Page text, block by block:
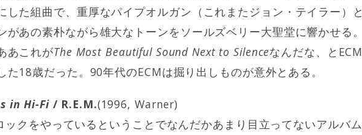
した組曲で、重厚なパイプオルガン（これまたジョン・テイラー）と
があの素朴ながら雄大なトーンをソールズベリー大聖堂に響かせる。
あこれがThe Most Beautiful Sound Next to Silenceなんだな、とECM
た18歳だった。90年代のECMは掘り出しものが意外とある。
in Hi-Fi / R.E.M.(1996, Warner)
ックをやっているということでなんだかあまり目立ってないアルバム